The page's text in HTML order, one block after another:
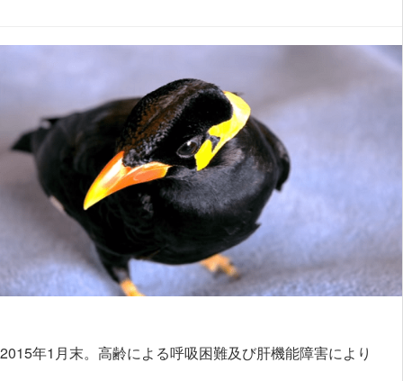
2015年1月末。高齢による呼吸困難及び肝機能障害により